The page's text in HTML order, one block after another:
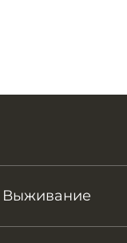
Выживание